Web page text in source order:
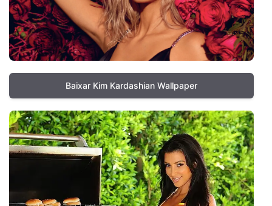
Baixar Kim Kardashian Wallpaper